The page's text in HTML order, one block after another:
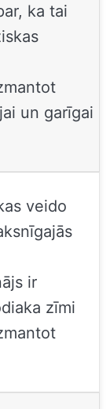
ka tai
un garīgai
veido
ir
zīmi